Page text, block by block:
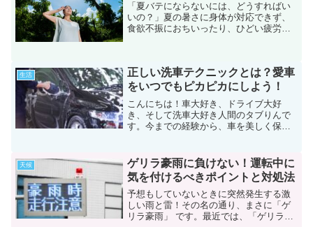
「夏バテにならないには、どうすればい
いの？」夏の暑さに身体が対応できず、
食欲不振におちいったり、ひどい疲労感
なるリスクを減らしたいで...
生活
正しい洗車テクニックとは？愛車
をいつでもピカピカにしよう！
こんにちは！車大好き、ドライブ大好
き、そして洗車大好き人間のタブりんで
す。今までの経験から、車を美しく保つ
は、洗車に関して誤解や懸念（けねん）
を抱えているのではないでし...
天候
ゲリラ豪雨に負けない！運転中に
気を付けるべきポイントと対処法
予想もしていないときに突然発生する激
しい雨と雷！その名の通り、まさに「ゲ
リラ豪雨」 です。最近では、「ゲリラ雷